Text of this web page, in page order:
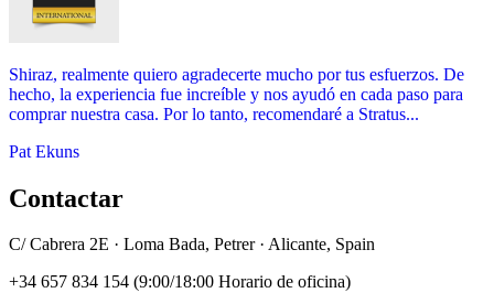
Shiraz, realmente quiero agradecerte mucho por tus esfuerzos. De
hecho, la experiencia fue increíble y nos ayudó en cada paso para
comprar nuestra casa. Por lo tanto, recomendaré a Stratus...
Pat Ekuns
Contactar
C/ Cabrera 2E · Loma Bada, Petrer · Alicante, Spain
+34 657 834 154 (9:00/18:00 Horario de oficina)